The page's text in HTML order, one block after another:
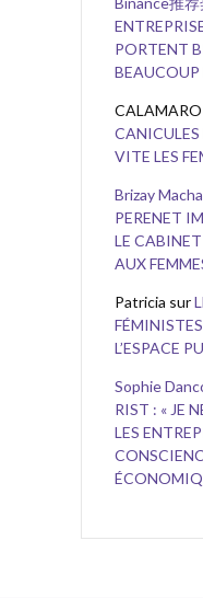
PORTENT
CALAMARO
VITE LES
Brizay Macha
PERENET
LE
AUX
Patricia sur
L’ESPACE
Sophie
RIST : « JE
LES